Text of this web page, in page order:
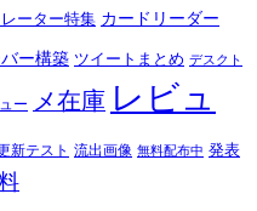
ーター特集 カードリーダー
ー構築 ツイートまとめ デスクト
ー メ在庫 レビュ
新テスト 流出画像 無料配布中 発表